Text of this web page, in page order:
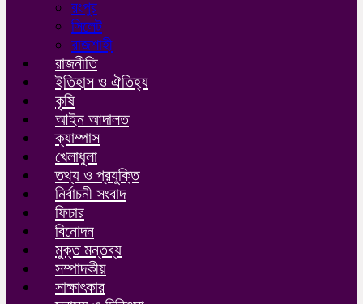
রংপুর
সিলেট
রাজশাহী
রাজনীতি
ইতিহাস ও ঐতিহ্য
কৃষি
আইন আদালত
ক্যাম্পাস
খেলাধুলা
তথ্য ও প্রযুক্তি
নির্বাচনী সংবাদ
ফিচার
বিনোদন
মুক্ত মন্তব্য
সম্পাদকীয়
সাক্ষাৎকার